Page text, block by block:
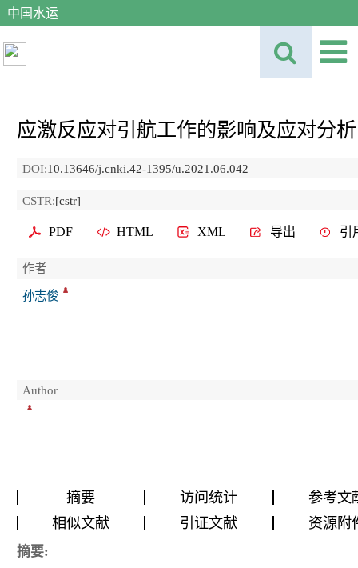
中国水运
应激反应对引航工作的影响及应对分析
DOI:10.13646/j.cnki.42-1395/u.2021.06.042
CSTR:[cstr]
PDF HTML XML 导出 引
作者
孙志俊
Author
摘要 访问统计
参考文
相似文献
引证文献 资源附
摘要: